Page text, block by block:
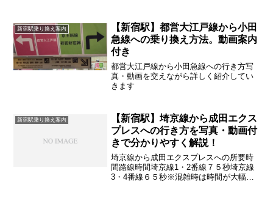
新宿駅乗り換え案内
【新宿駅】都営大江戸線から小田
急線への乗り換え方法。動画案内
付き
都営大江戸線から小田急線への行き方写
真・動画を交えながら詳しく紹介してい
きます
新宿駅乗り換え案内
【新宿駅】埼京線から成田エクス
プレスへの行き方を写真・動画付
きで分かりやすく解説！
埼京線から成田エクスプレスへの所要時
間路線時間埼京線1・2番線７５秒埼京線
3・4番線６５秒※混雑時は時間が大幅